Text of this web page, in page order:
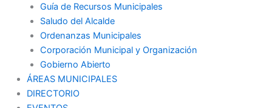
Guía de Recursos Municipales
Saludo del Alcalde
Ordenanzas Municipales
Corporación Municipal y Organización
Gobierno Abierto
ÁREAS MUNICIPALES
DIRECTORIO